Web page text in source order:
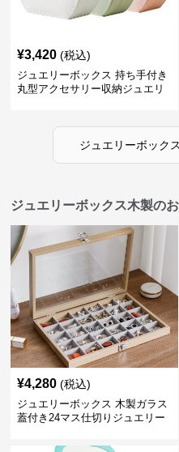
¥3,420 (税込)
ジュエリーボックス 持ち手付き
丸型アクセサリー収納ジュエリ
ジュエリーボックス
ジュエリーボックス木製の
¥4,280 (税込)
ジュエリーボックス 木製ガラス
蓋付き24マス仕切りジュエリー